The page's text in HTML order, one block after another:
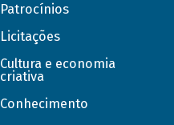
Patrocínios
Licitações
Cultura e economia
criativa
Conhecimento